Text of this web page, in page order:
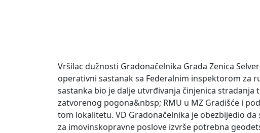
Vršilac dužnosti Gradonačelnika Grada Zenica
operativni sastanak sa Federalnim inspektorom za
sastanka bio je dalje utvrđivanja činjenica
zatvorenog pogona&nbsp; RMU u MZ Gradišće i
tom lokalitetu. VD Gradonačelnika je obezbijedio
za imovinskopravne poslove izvrše potrebna